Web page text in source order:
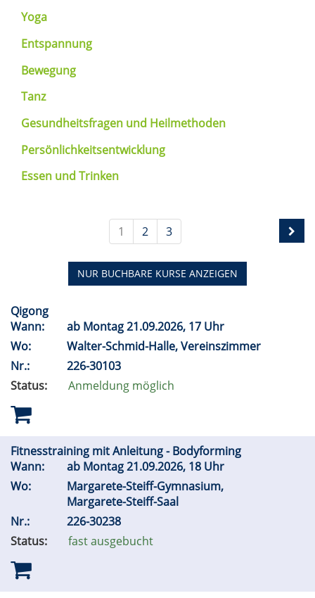
Yoga
Entspannung
Bewegung
Tanz
Gesundheitsfragen und Heilmethoden
Persönlichkeitsentwicklung
Essen und Trinken
1 2 3
NUR BUCHBARE KURSE ANZEIGEN
Qigong
Wann:
ab Montag 21.09.2026, 17 Uhr
Wo:
Walter-Schmid-Halle, Vereinszimmer
Nr.:
226-30103
Status:
Anmeldung möglich
Fitnesstraining mit Anleitung - Bodyforming
Wann:
ab Montag 21.09.2026, 18 Uhr
Wo:
Margarete-Steiff-Gymnasium,
Margarete-Steiff-Saal
Nr.:
226-30238
Status:
fast ausgebucht